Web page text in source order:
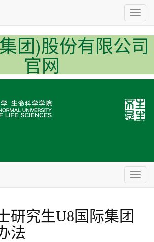
团)股份有限公司
官网
Nav1
Nav2
研究生U8国际集团
法